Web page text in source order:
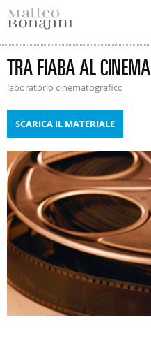
TRA FIABA AL CINEMA
laboratorio cinematografico
SCARICA IL MATERIALE